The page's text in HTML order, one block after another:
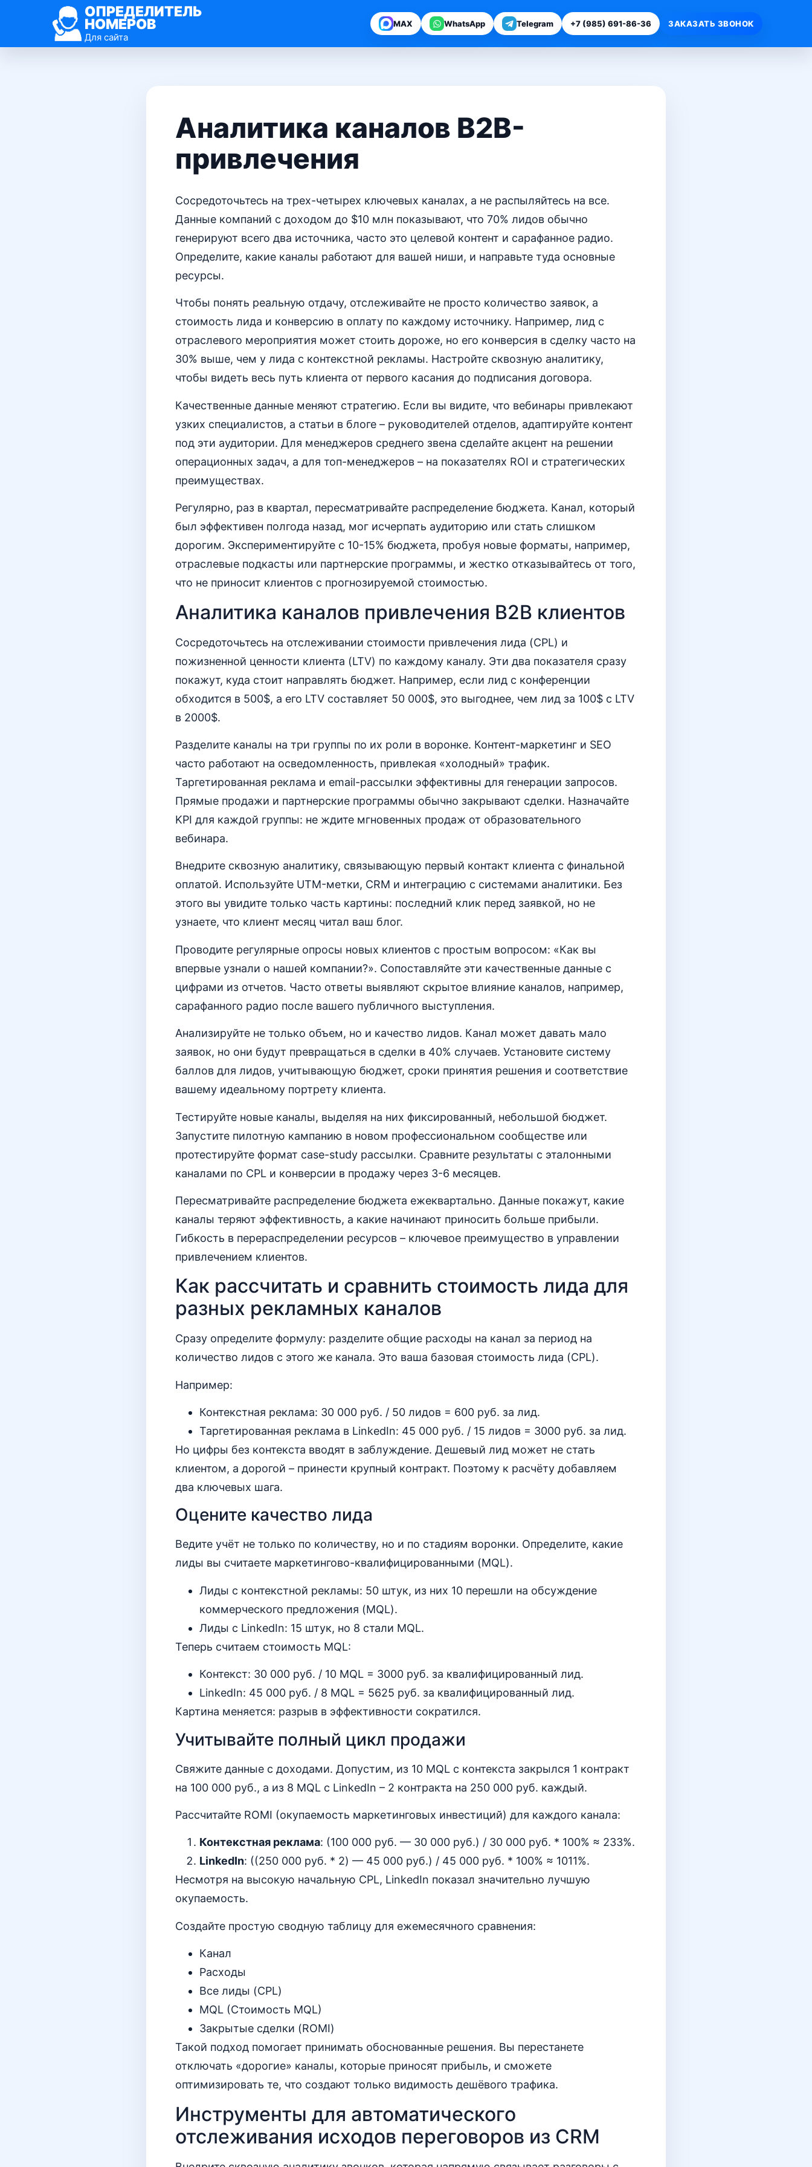
ОПРЕДЕЛИТЕЛЬ
НОМЕРОВ
Для сайта
MAX WhatsApp Telegram +7 (985) 691-86-36 ЗАКАЗАТЬ ЗВОНОК
Аналитика каналов B2B-
привлечения
Сосредоточьтесь на трех-четырех ключевых каналах, а не распыляйтесь на все.
Данные компаний с доходом до $10 млн показывают, что 70% лидов обычно
генерируют всего два источника, часто это целевой контент и сарафанное радио.
Определите, какие каналы работают для вашей ниши, и направьте туда основные
ресурсы.
Чтобы понять реальную отдачу, отслеживайте не просто количество заявок, а
стоимость лида и конверсию в оплату по каждому источнику. Например, лид с
отраслевого мероприятия может стоить дороже, но его конверсия в сделку часто на
30% выше, чем у лида с контекстной рекламы. Настройте сквозную аналитику,
чтобы видеть весь путь клиента от первого касания до подписания договора.
Качественные данные меняют стратегию. Если вы видите, что вебинары привлекают
узких специалистов, а статьи в блоге – руководителей отделов, адаптируйте контент
под эти аудитории. Для менеджеров среднего звена сделайте акцент на решении
операционных задач, а для топ-менеджеров – на показателях ROI и стратегических
преимуществах.
Регулярно, раз в квартал, пересматривайте распределение бюджета. Канал, который
был эффективен полгода назад, мог исчерпать аудиторию или стать слишком
дорогим. Экспериментируйте с 10-15% бюджета, пробуя новые форматы, например,
отраслевые подкасты или партнерские программы, и жестко отказывайтесь от того,
что не приносит клиентов с прогнозируемой стоимостью.
Аналитика каналов привлечения B2B клиентов
Сосредоточьтесь на отслеживании стоимости привлечения лида (CPL) и
пожизненной ценности клиента (LTV) по каждому каналу. Эти два показателя сразу
покажут, куда стоит направлять бюджет. Например, если лид с конференции
обходится в 500$, а его LTV составляет 50 000$, это выгоднее, чем лид за 100$ с LTV
в 2000$.
Разделите каналы на три группы по их роли в воронке. Контент-маркетинг и SEO
часто работают на осведомленность, привлекая «холодный» трафик.
Таргетированная реклама и email-рассылки эффективны для генерации запросов.
Прямые продажи и партнерские программы обычно закрывают сделки. Назначайте
KPI для каждой группы: не ждите мгновенных продаж от образовательного
вебинара.
Внедрите сквозную аналитику, связывающую первый контакт клиента с финальной
оплатой. Используйте UTM-метки, CRM и интеграцию с системами аналитики. Без
этого вы увидите только часть картины: последний клик перед заявкой, но не
узнаете, что клиент месяц читал ваш блог.
Проводите регулярные опросы новых клиентов с простым вопросом: «Как вы
впервые узнали о нашей компании?». Сопоставляйте эти качественные данные с
цифрами из отчетов. Часто ответы выявляют скрытое влияние каналов, например,
сарафанного радио после вашего публичного выступления.
Анализируйте не только объем, но и качество лидов. Канал может давать мало
заявок, но они будут превращаться в сделки в 40% случаев. Установите систему
баллов для лидов, учитывающую бюджет, сроки принятия решения и соответствие
вашему идеальному портрету клиента.
Тестируйте новые каналы, выделяя на них фиксированный, небольшой бюджет.
Запустите пилотную кампанию в новом профессиональном сообществе или
протестируйте формат case-study рассылки. Сравните результаты с эталонными
каналами по CPL и конверсии в продажу через 3-6 месяцев.
Пересматривайте распределение бюджета ежеквартально. Данные покажут, какие
каналы теряют эффективность, а какие начинают приносить больше прибыли.
Гибкость в перераспределении ресурсов – ключевое преимущество в управлении
привлечением клиентов.
Как рассчитать и сравнить стоимость лида для
разных рекламных каналов
Сразу определите формулу: разделите общие расходы на канал за период на
количество лидов с этого же канала. Это ваша базовая стоимость лида (CPL).
Например:
Контекстная реклама: 30 000 руб. / 50 лидов = 600 руб. за лид.
Таргетированная реклама в LinkedIn: 45 000 руб. / 15 лидов = 3000 руб. за лид.
Но цифры без контекста вводят в заблуждение. Дешевый лид может не стать
клиентом, а дорогой – принести крупный контракт. Поэтому к расчёту добавляем
два ключевых шага.
Оцените качество лида
Ведите учёт не только по количеству, но и по стадиям воронки. Определите, какие
лиды вы считаете маркетингово-квалифицированными (MQL).
Лиды с контекстной рекламы: 50 штук, из них 10 перешли на обсуждение
коммерческого предложения (MQL).
Лиды с LinkedIn: 15 штук, но 8 стали MQL.
Теперь считаем стоимость MQL:
Контекст: 30 000 руб. / 10 MQL = 3000 руб. за квалифицированный лид.
LinkedIn: 45 000 руб. / 8 MQL = 5625 руб. за квалифицированный лид.
Картина меняется: разрыв в эффективности сократился.
Учитывайте полный цикл продажи
Свяжите данные с доходами. Допустим, из 10 MQL с контекста закрылся 1 контракт
на 100 000 руб., а из 8 MQL с LinkedIn – 2 контракта на 250 000 руб. каждый.
Рассчитайте ROMI (окупаемость маркетинговых инвестиций) для каждого канала:
Контекстная реклама: (100 000 руб. — 30 000 руб.) / 30 000 руб. * 100% ≈ 233%.
LinkedIn: ((250 000 руб. * 2) — 45 000 руб.) / 45 000 руб. * 100% ≈ 1011%.
Несмотря на высокую начальную CPL, LinkedIn показал значительно лучшую
окупаемость.
Создайте простую сводную таблицу для ежемесячного сравнения:
Канал
Расходы
Все лиды (CPL)
MQL (Стоимость MQL)
Закрытые сделки (ROMI)
Такой подход помогает принимать обоснованные решения. Вы перестанете
отключать «дорогие» каналы, которые приносят прибыль, и сможете
оптимизировать те, что создают только видимость дешёвого трафика.
Инструменты для автоматического
отслеживания исходов переговоров из CRM